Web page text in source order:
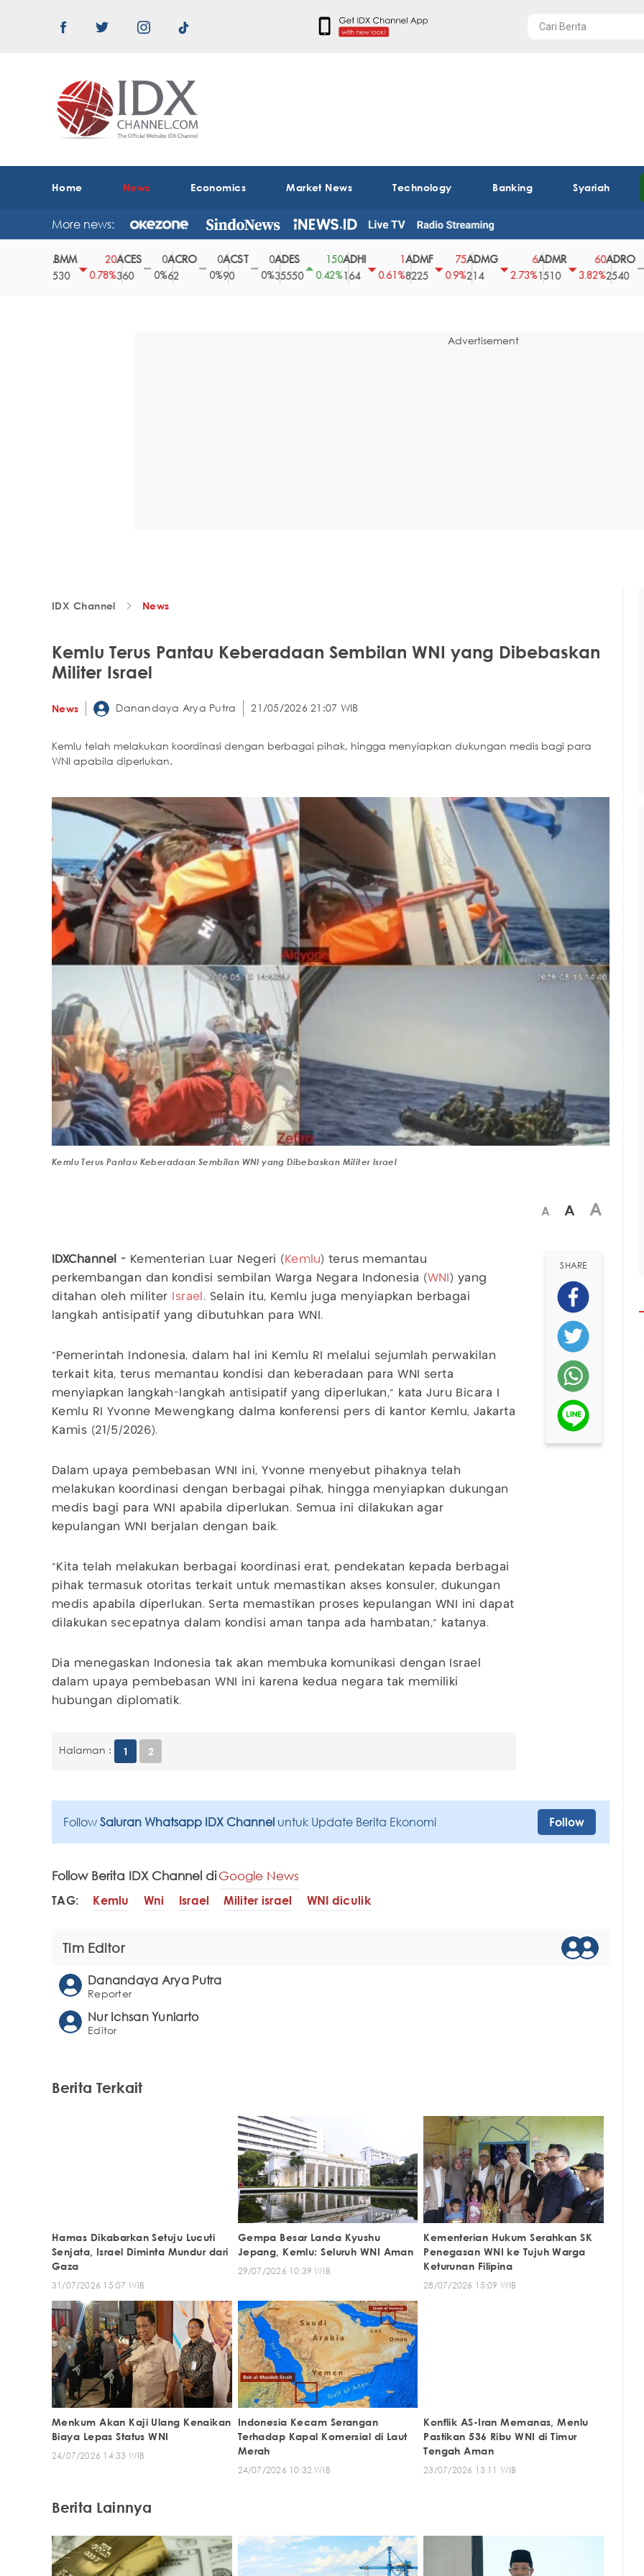
Home News Economics Market News Technology Banking Syariah
More news:
20
0.78%
ACES
360
0
0%
ACRO
0ACST
0
0%
ADES
35550
150
0.42%
ADHI
164
0.61%
ADMF
8225
75
0.9%
ADMG
214
2.73%
ADMR
1510
60
3.82%
ADRO
2540
0
0%
Advertisement
IDX Channel News
Kemlu Terus Pantau Keberadaan Sembilan WNI yang Dibebaskan
Militer Israel
News Danandaya Arya Putra 21/05/2026 21:07 WIB
Kemlu telah melakukan koordinasi dengan berbagai pihak, hingga menyiapkan dukungan medis bagi para
WNI apabila diperlukan.
Kemlu Terus Pantau Keberadaan Sembilan WNI yang Dibebaskan Militer Israel
A A A
IDXChannel - Kementerian Luar Negeri ( Kemlu) terus memantau
perkembangan dan kondisi sembilan Warga Negara Indonesia (WNI ) yang
ditahan oleh militer
Israel . Selain itu, Kemlu juga menyiapkan berbagai
langkah antisipatif yang dibutuhkan para WNI.
"Pemerintah Indonesia, dalam hal ini Kemlu RI melalui sejumlah perwakilan
terkait kita, terus memantau kondisi dan keberadaan para WNI serta
menyiapkan langkah-langkah antisipatif yang diperlukan," kata Juru Bicara I
Kemlu RI Yvonne Mewengkang dalma konferensi pers di kantor Kemlu, Jakarta
Kamis (21/5/2026).
Dalam upaya pembebasan WNI ini, Yvonne menyebut pihaknya telah
melakukan koordinasi dengan berbagai pihak, hingga menyiapkan dukungan
medis bagi para WNI apabila diperlukan. Semua ini dilakukan agar
kepulangan WNI berjalan dengan baik.
"Kita telah melakukan berbagai koordinasi erat, pendekatan kepada berbagai
pihak termasuk otoritas terkait untuk memastikan akses konsuler, dukungan
medis apabila diperlukan. Serta memastikan proses kepulangan WNI ini dapat
dilakukan secepatnya dalam kondisi aman tanpa ada hambatan," katanya.
Dia menegaskan Indonesia tak akan membuka komunikasi dengan Israel
dalam upaya pembebasan WNI ini karena kedua negara tak memiliki
hubungan diplomatik.
Halaman : 1 2
SHARE
Follow Saluran Whatsapp IDX Channel untuk Update Berita Ekonomi Follow
Follow Berita IDX Channel diGoogle News
TAG: Kemlu Wni Israel Militer israel WNI diculik
Tim Editor
Danandaya Arya Putra
Reporter
Nur Ichsan Yuniarto
Editor
Berita Terkait
Hamas Dikabarkan Setuju Lucuti
Senjata, Israel Diminta Mundur dari
Gaza
31/07/2026 15:07 WIB
Gempa Besar Landa Kyushu
Jepang, Kemlu: Seluruh WNI Aman
29/07/2026 10:39 WIB
Kementerian Hukum Serahkan SK
Penegasan WNI ke Tujuh Warga
Keturunan Filipina
28/07/2026 15:09 WIB
Menkum Akan Kaji Ulang Kenaikan
Biaya Lepas Status WNI
24/07/2026 14:33 WIB
Indonesia Kecam Serangan
Terhadap Kapal Komersial di Laut
Merah
24/07/2026 10:32 WIB
Konflik AS-Iran Memanas, Menlu
Pastikan 536 Ribu WNI di Timur
Tengah Aman
23/07/2026 13:11 WIB
Berita Lainnya